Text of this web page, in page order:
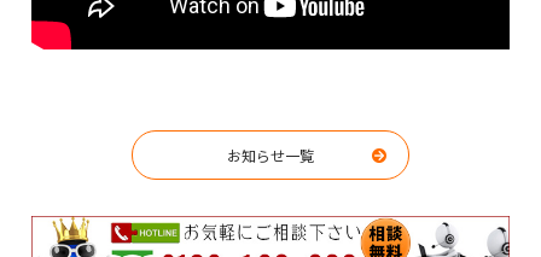
お知らせ一覧